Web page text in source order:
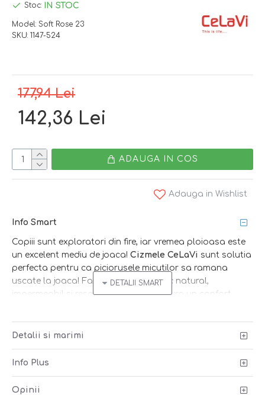
177,94 Lei
142,36 Lei
Stoc: IN STOC
Model: Soft Rose 23
SKU: 1147-524
ADAUGA IN COS
Adauga in Wishlist
Info Smart
Copiii sunt exploratori din fire, iar vremea ploioasa este
un excelent mediu de joaca! Cizmele CeLaVi sunt solutia
perfecta pentru ca piciorusele micutilor sa ramana
uscate la joaca! Fabricate din cauciuc natural,
impermeabil si respirabil, cizmele asigura un confort
previne alunecarea! Alege smart!
reglator sub talpa. In felul acesta, apa care stropeste se
Detalii si marimi
Info Plus
Opinii